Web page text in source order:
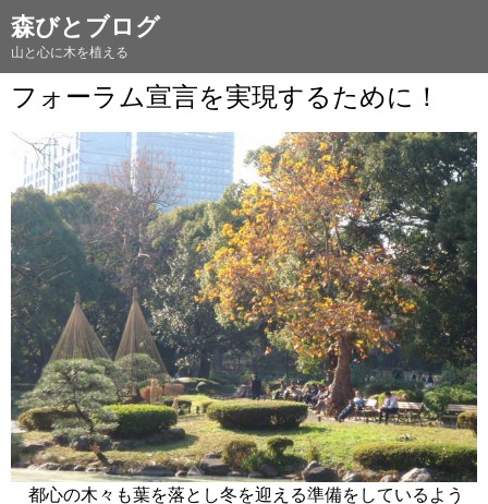
森びとブログ
山と心に木を植える
フォーラム宣言を実現するために！
都心の木々も葉を落とし冬を迎える準備をしているよう